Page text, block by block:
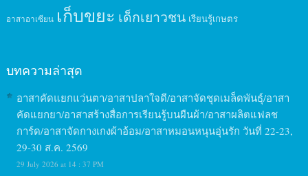
อาสาอาเซียน เก็บขยะ เด็กเยาวชน เรียนรู้เกษตร
บทความล่าสุด
อาสาคัดแยกแว่นตา/อาสาปลาใจดี/อาสาจัดชุดเมล็ดพันธุ์/อาสา
คัดแยกยา/อาสาสร้างสื่อการเรียนรู้บนผืนผ้า/อาสาผลิตแฟลช
การ์ด/อาสาจัดกางเกงผ้าอ้อม/อาสาหมอนหนุนอุ่นรัก วันที่ 22-23,
29-30 ส.ค. 2569
29 July 2026 at 14 : 37 PM